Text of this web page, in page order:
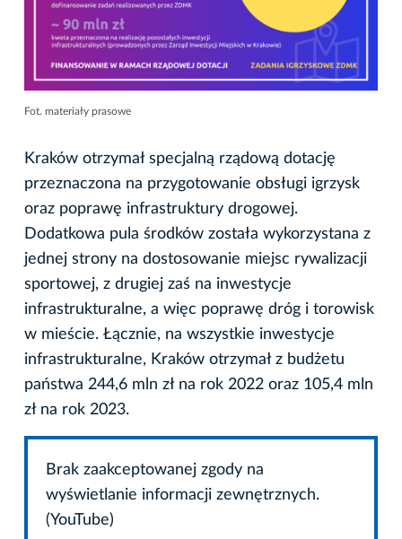
Fot. materiały prasowe
Kraków otrzymał specjalną rządową dotację
przeznaczona na przygotowanie obsługi igrzysk
oraz poprawę infrastruktury drogowej.
Dodatkowa pula środków została wykorzystana z
jednej strony na dostosowanie miejsc rywalizacji
sportowej, z drugiej zaś na inwestycje
infrastrukturalne, a więc poprawę dróg i torowisk
w mieście. Łącznie, na wszystkie inwestycje
infrastrukturalne, Kraków otrzymał z budżetu
państwa 244,6 mln zł na rok 2022 oraz 105,4 mln
zł na rok 2023.
Brak zaakceptowanej zgody na
wyświetlanie informacji zewnętrznych.
(YouTube)